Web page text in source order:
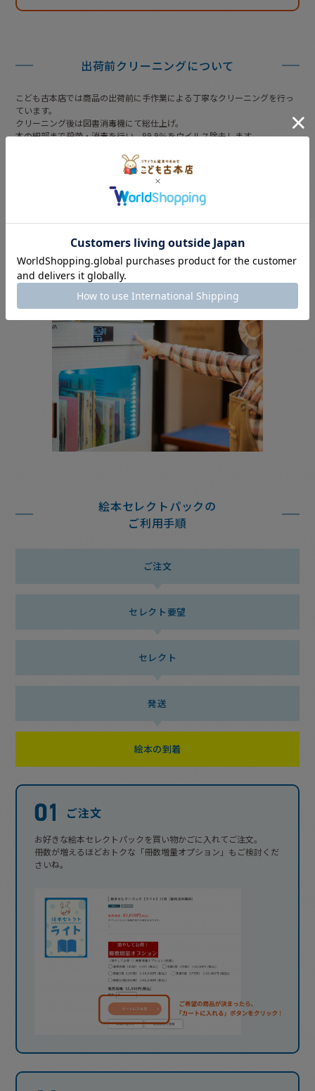
出荷前クリーニングについて
こども古本店では商品の出荷前に手作業による丁寧なクリーニングを行っ
ています。
クリーニング後は図書消毒機にて総仕上げ。
本の細部まで殺菌・消毒を行い、99.9％をウイルス除去します。
絵本セレクトパックの
ご利用手順
ご注文
セレクト要望
セレクト
発送
絵本の到着
ご注文
お好きな絵本セレクトパックを買い物かごに入れてご注文。
冊数が増えるほどおトクな「冊数増量オプション」もご検討くだ
さいね。